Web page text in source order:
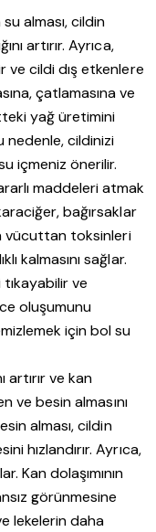
alması, cildin
artırır. Ayrıca,
cildi dış etkenlere
çatlamasına ve
yağ üretimini
nedenle, cildinizi
içmeniz önerilir.
maddeleri atmak
bağırsaklar
vücuttan toksinleri
kalmasını sağlar.
ve
oluşumunu
için bol su
artırır ve kan
ve besin almasını
alması, cildin
hızlandırır. Ayrıca,
Kan dolaşımının
görünmesine
lekelerin daha